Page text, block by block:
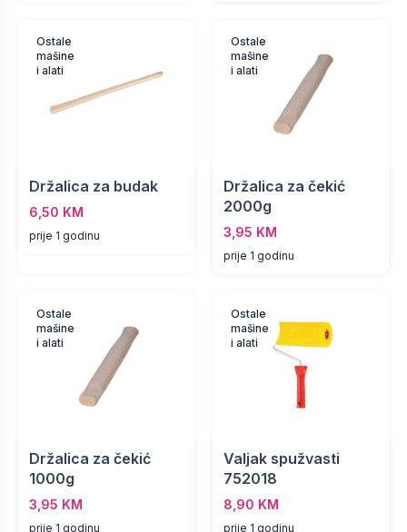
Ostale
mašine
i alati
Držalica za budak
6,50 KM
prije 1 godinu
Ostale
mašine
i alati
Držalica za čekić
2000g
3,95 KM
prije 1 godinu
Ostale
mašine
i alati
Držalica za čekić
1000g
3,95 KM
prije 1 godinu
Ostale
mašine
i alati
Valjak spužvasti
752018
8,90 KM
prije 1 godinu